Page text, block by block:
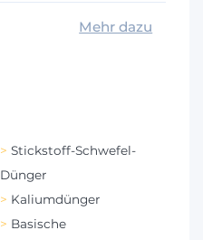
Mehr dazu
Stickstoff-Schwefel-
Dünger
Kaliumdünger
Basische